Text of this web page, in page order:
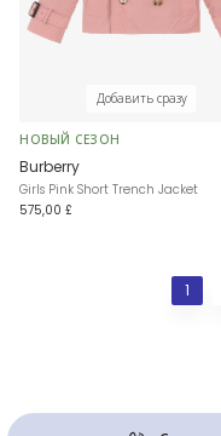
Добавить сразу
НОВЫЙ СЕЗОН
Burberry
Girls Pink Short Trench Jacket
575,00 £
1